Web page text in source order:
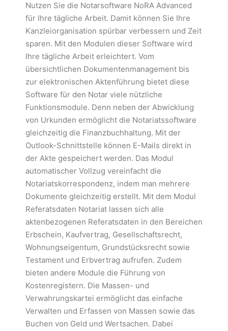
Nutzen Sie die Notarsoftware NoRA Advanced
für Ihre tägliche Arbeit. Damit können Sie Ihre
Kanzleiorganisation spürbar verbessern und Zeit
sparen. Mit den Modulen dieser Software wird
Ihre tägliche Arbeit erleichtert. Vom
übersichtlichen Dokumentenmanagement bis
zur elektronischen Aktenführung bietet diese
Software für den Notar viele nützliche
Funktionsmodule. Denn neben der Abwicklung
von Urkunden ermöglicht die Notariatssoftware
gleichzeitig die Finanzbuchhaltung. Mit der
Outlook-Schnittstelle können E-Mails direkt in
der Akte gespeichert werden. Das Modul
automatischer Vollzug vereinfacht die
Notariatskorrespondenz, indem man mehrere
Dokumente gleichzeitig erstellt. Mit dem Modul
Referatsdaten Notariat lassen sich alle
aktenbezogenen Referatsdaten in den Bereichen
Erbschein, Kaufvertrag, Gesellschaftsrecht,
Wohnungseigentum, Grundstücksrecht sowie
Testament und Erbvertrag aufrufen. Zudem
bieten andere Module die Führung von
Kostenregistern. Die Massen- und
Verwahrungskartei ermöglicht das einfache
Verwalten und Erfassen von Massen sowie das
Buchen von Geld und Wertsachen. Dabei